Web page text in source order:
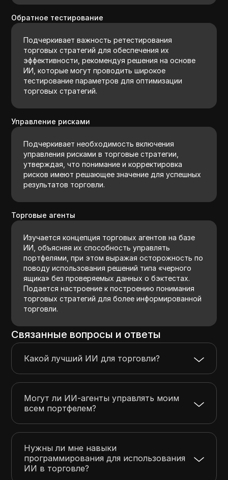
Обратное тестирование
Подчеркивает важность ретестирования
торговых стратегий для обеспечения их
эффективности, рекомендуя решения на основе
ИИ, которые могут проводить широкое
тестирование параметров для оптимизации
торговых стратегий.
Управление рисками
Подчеркивает необходимость включения
управления рисками в торговые стратегии,
утверждая, что понимание и корректировка
рисков имеют решающее значение для успешных
результатов торговли.
Торговые агенты
Изучается концепция торговых агентов на базе
ИИ, объясняя их способность управлять
портфелями, при этом выражая осторожность по
поводу использования решений типа «черного
ящика» без проверяемых данных о бэктестах.
Подается настроение к построению понимания
торговых стратегий для более информированной
торговли.
Связанные вопросы и ответы
Какой лучший ИИ для торговли?
Могут ли ИИ-агенты управлять моим
всем портфелем?
Нужны ли мне навыки
программирования для использования
ИИ в торговле?